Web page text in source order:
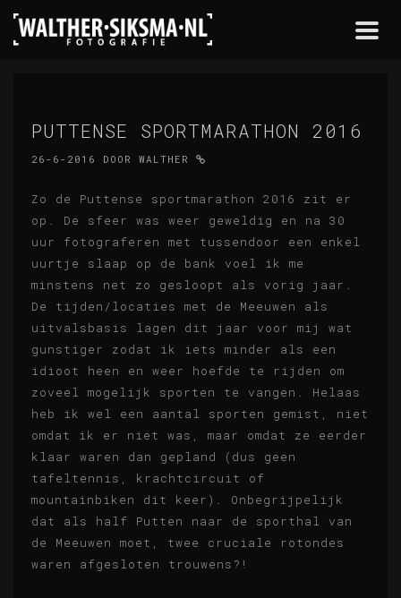
PUTTENSE SPORTMARATHON 2016
26-6-2016 DOOR WALTHER
Zo de Puttense sportmarathon 2016 zit er
op. De sfeer was weer geweldig en na 30
uur fotograferen met tussendoor een enkel
uurtje slaap op de bank voel ik me
minstens net zo gesloopt als vorig jaar.
De tijden/locaties met de Meeuwen als
uitvalsbasis lagen dit jaar voor mij wat
gunstiger zodat ik iets minder als een
idioot heen en weer hoefde te rijden om
zoveel mogelijk sporten te vangen. Helaas
heb ik wel een aantal sporten gemist, niet
omdat ik er niet was, maar omdat ze eerder
klaar waren dan gepland (dus geen
tafeltennis, krachtcircuit of
mountainbiken dit keer). Onbegrijpelijk
dat als half Putten naar de sporthal van
de Meeuwen moet, twee cruciale rotondes
waren afgesloten trouwens?!